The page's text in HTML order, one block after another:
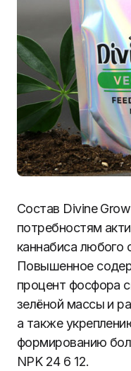
Состав Divine
потребностям
каннабиса любого
Повышенное
процент фосфора
зелёной массы и
а также
формированию
NPK 24 6 12.